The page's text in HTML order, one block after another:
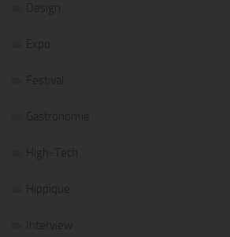
Design
Expo
Festival
Gastronomie
High-Tech
Hippique
Interview